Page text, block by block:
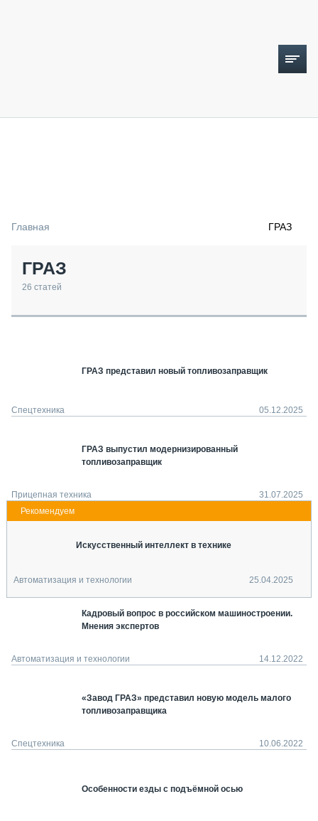
ТЕХНИКА КРУПНЫМ ПЛАНОМ
ИСПЫТАТЕЛИ
МЕРОПРИЯТИЯ
О ПРОЕКТЕ
Главная ГРАЗ
ГРАЗ
26 статей
ГРАЗ представил новый топливозаправщик
Спецтехника 05.12.2025
ГРАЗ выпустил модернизированный
топливозаправщик
Прицепная техника 31.07.2025
Искусственный интеллект в технике
Автоматизация и технологии 25.04.2025
Кадровый вопрос в российском машиностроении.
Мнения экспертов
Автоматизация и технологии 14.12.2022
«Завод ГРАЗ» представил новую модель малого
топливозаправщика
Спецтехника 10.06.2022
Особенности езды с подъёмной осью